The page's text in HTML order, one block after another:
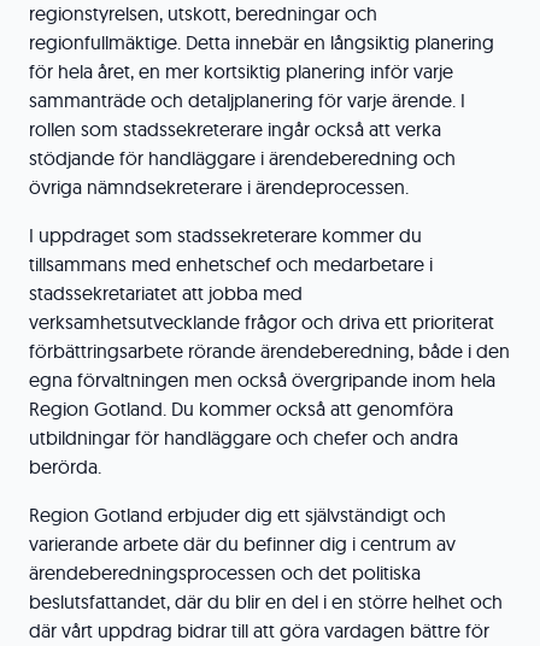
regionstyrelsen, utskott, beredningar och
regionfullmäktige. Detta innebär en långsiktig planering
för hela året, en mer kortsiktig planering inför varje
sammanträde och detaljplanering för varje ärende. I
rollen som stadssekreterare ingår också att verka
stödjande för handläggare i ärendeberedning och
övriga nämndsekreterare i ärendeprocessen.
I uppdraget som stadssekreterare kommer du
tillsammans med enhetschef och medarbetare i
stadssekretariatet att jobba med
verksamhetsutvecklande frågor och driva ett prioriterat
förbättringsarbete rörande ärendeberedning, både i den
egna förvaltningen men också övergripande inom hela
Region Gotland. Du kommer också att genomföra
utbildningar för handläggare och chefer och andra
berörda.
Region Gotland erbjuder dig ett självständigt och
varierande arbete där du befinner dig i centrum av
ärendeberedningsprocessen och det politiska
beslutsfattandet, där du blir en del i en större helhet och
där vårt uppdrag bidrar till att göra vardagen bättre för